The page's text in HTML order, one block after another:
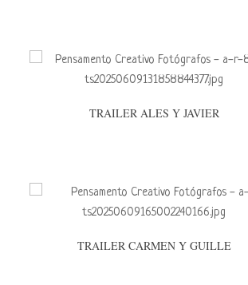
TRAILER ALES Y JAVIER
TRAILER CARMEN Y GUILLE